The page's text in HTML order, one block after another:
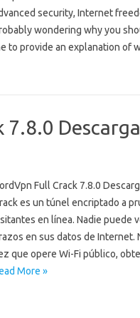
security, Internet
wondering why you
to provide an explanation of
7.8.0
Full Crack 7.8.0
es un túnel encriptado a
en línea. Nadie puede
en sus datos de Internet.
que opere Wi-Fi público,
More »